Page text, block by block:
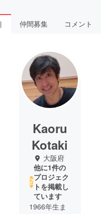
仲間募集 コメント
Kaoru
Kotaki
大阪府
他に1件の
プロジェク
トを掲載し
ています
1966年生ま